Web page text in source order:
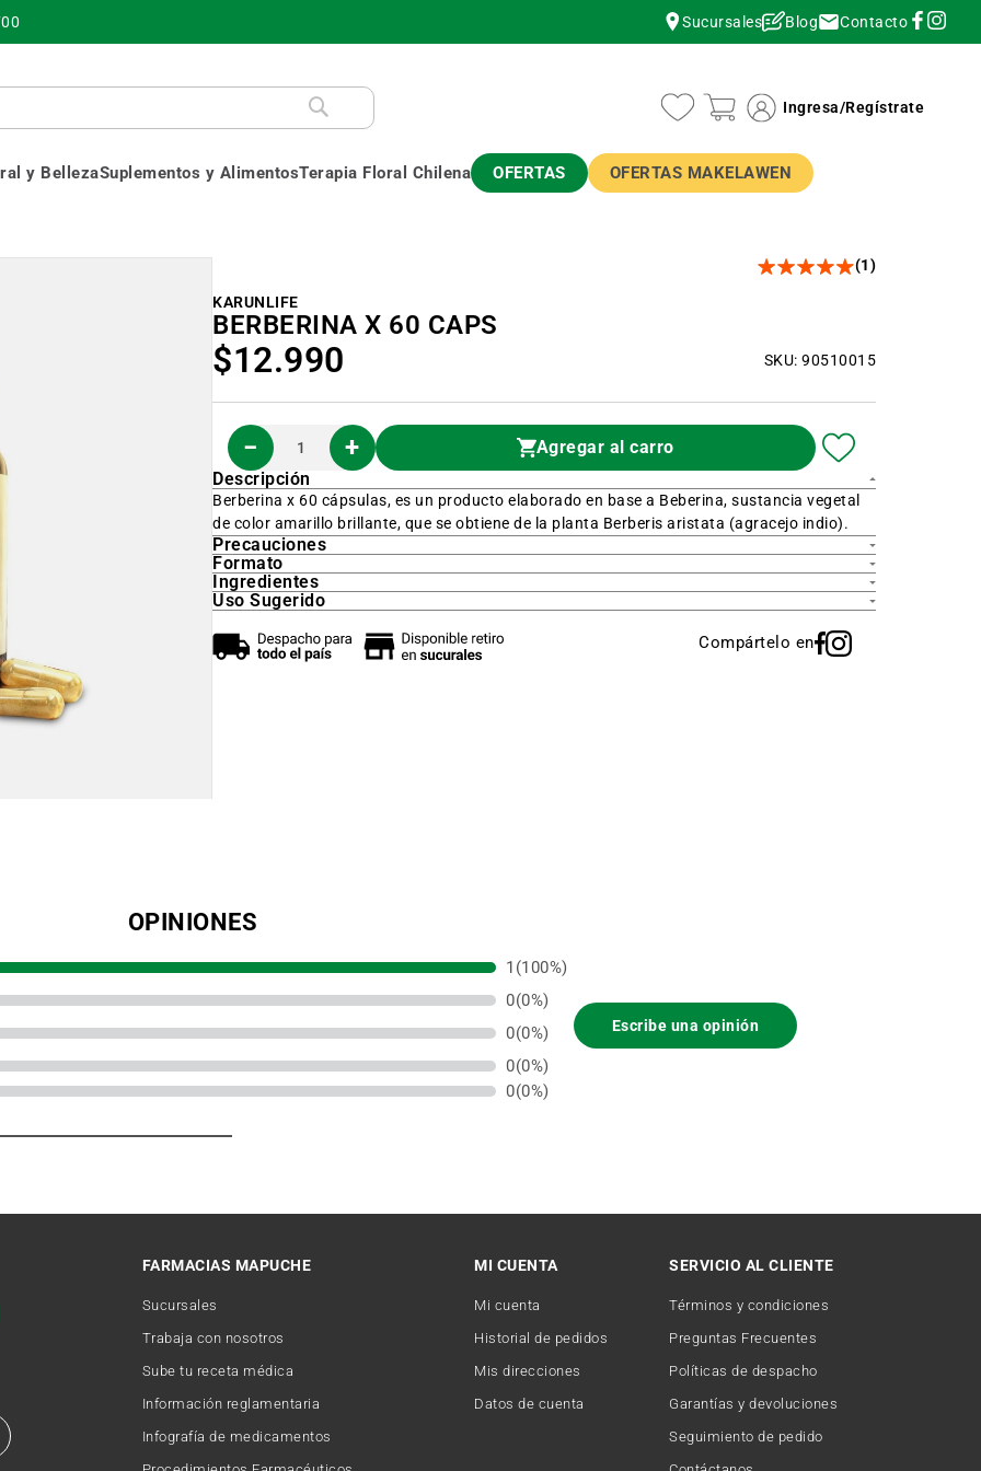
Sucursales Blog Contacto
Ingresa/Regístrate
y BellezaSuplementos y AlimentosTerapia Floral Chilena OFERTAS OFERTAS MAKELAWEN
KARUNLIFE
(1)
$12.990 SKU: 90510015
BERBERINA X 60 CAPS
Agregar al carro
Descripción
Berberina x 60 cápsulas, es un producto elaborado en base a Beberina, sustancia vegetal
de color amarillo brillante, que se obtiene de la planta Berberis aristata (agracejo indio).
Precauciones
Formato
Ingredientes
Uso Sugerido
Compártelo en
OPINIONES
1 (100%)
0(0%)
0(0%)
0(0%)
0(0%)
Escribe una opinión
FARMACIAS MAPUCHE
Sucursales
Trabaja con nosotros
Sube tu receta médica
Información reglamentaria
Infografía de medicamentos
MI CUENTA
Mi cuenta
Historial de pedidos
Mis direcciones
Datos de cuenta
SERVICIO AL CLIENTE
Términos y condiciones
Preguntas Frecuentes
Políticas de despacho
Garantías y devoluciones
Seguimiento de pedido